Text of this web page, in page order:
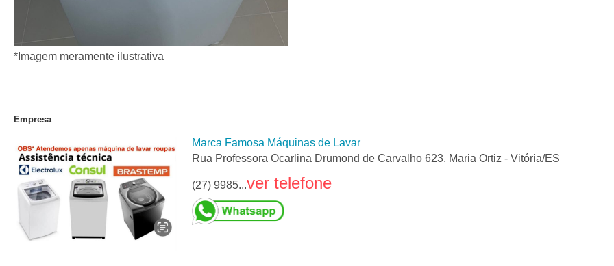
*Imagem meramente ilustrativa
Empresa
Marca Famosa Máquinas de Lavar
Rua Professora Ocarlina Drumond de Carvalho 623. Maria Ortiz - Vitória/ES
(27) 9985...ver telefone